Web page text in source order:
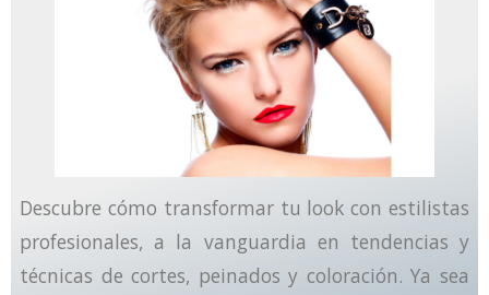
Descubre cómo transformar tu look con estilistas
profesionales, a la vanguardia en tendencias y
técnicas de cortes, peinados y coloración. Ya sea